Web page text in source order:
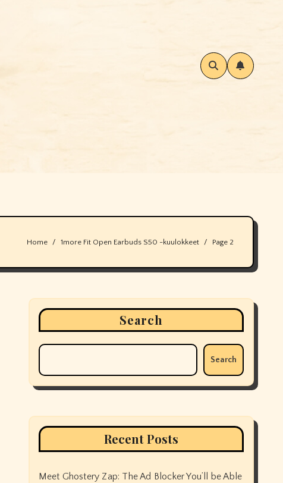
Home 1more Fit Open Earbuds S50 -kuulokkeet Page 2
Search
Search
Recent Posts
Meet Ghostery Zap: The Ad Blocker You’ll be Able